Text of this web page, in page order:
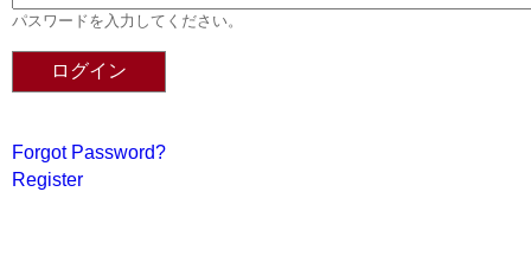
パスワードを入力してください。
Forgot Password?
Register